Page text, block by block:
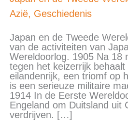
Azië, Geschiedenis
Japan en de Tweede
van de activiteiten van
Wereldoorlog. 1905 Na 18
tegen het keizerrijk
eilandenrijk, een triomf op
is een serieuze militaire
1914 In de Eerste
Engeland om Duitsland uit
verdrijven. […]
de
Wereldoorlog